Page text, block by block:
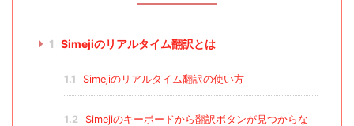
1 Simejiのリアルタイム翻訳とは
1.1 Simejiのリアルタイム翻訳の使い方
1.2
Simejiのキーボードから翻訳ボタンが見つからな